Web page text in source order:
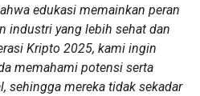
edukasi memainkan peran
industri yang lebih sehat dan
Kripto 2025, kami ingin
memahami potensi serta
sehingga mereka tidak sekadar